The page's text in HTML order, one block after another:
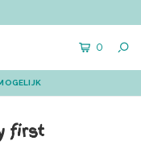
0
first